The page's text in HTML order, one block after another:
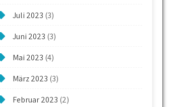
Juli 2023 (3)
Juni 2023 (3)
Mai 2023 (4)
März 2023 (3)
Februar 2023 (2)